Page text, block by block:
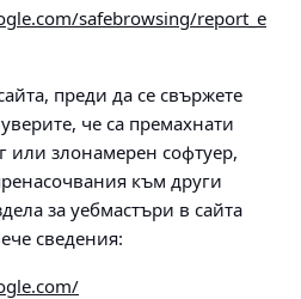
safebrowsing/report_e
преди да се свържете
че са премахнати
злонамерен софтуер,
към други
за уебмастъри в сайта
сведения: